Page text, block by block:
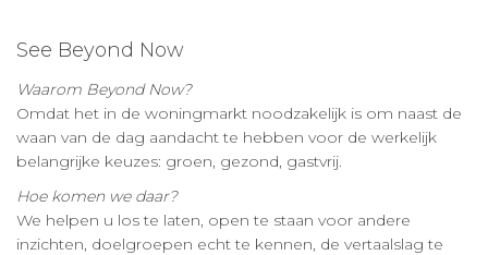
See Beyond Now
Waarom Beyond Now?
Omdat het in de woningmarkt noodzakelijk is om naast de
waan van de dag aandacht te hebben voor de werkelijk
belangrijke keuzes: groen, gezond, gastvrij.
Hoe komen we daar?
We helpen u los te laten, open te staan voor andere
inzichten, doelgroepen echt te kennen, de vertaalslag te